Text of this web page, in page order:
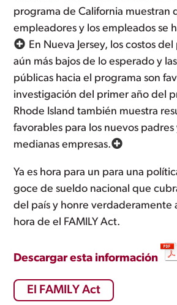
programa de California muestran
empleadores y los empleados se
En Nueva Jersey, los costos
aún más bajos de lo esperado y
públicas hacia el programa son
investigación del primer año del
Rhode Island también muestra
favorables para los nuevos
medianas empresas.
Ya es hora para un para una
goce de sueldo nacional que
del país y honre verdaderamente
hora de el FAMILY Act.
Descargar esta información
El FAMILY Act